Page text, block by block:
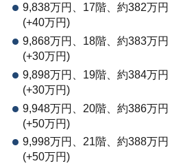
9,838万円、17階、約382万
(+40万円)
9,868万円、18階、約383万
(+30万円)
9,898万円、19階、約384万
(+30万円)
9,948万円、20階、約386万
(+50万円)
9,998万円、21階、約388万
(+50万円)